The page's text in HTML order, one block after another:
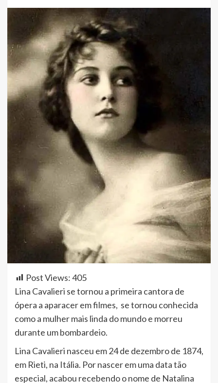
Post Views:405
Lina Cavalieri se tornou a primeira cantora de
ópera a aparacer em filmes, se tornou conhecida
como a mulher mais linda do mundo e morreu
durante um bombardeio.
Lina Cavalieri nasceu em 24 de dezembro de 1874,
em Rieti, na Itália. Por nascer em uma data tão
especial, acabou recebendo o nome de Natalina